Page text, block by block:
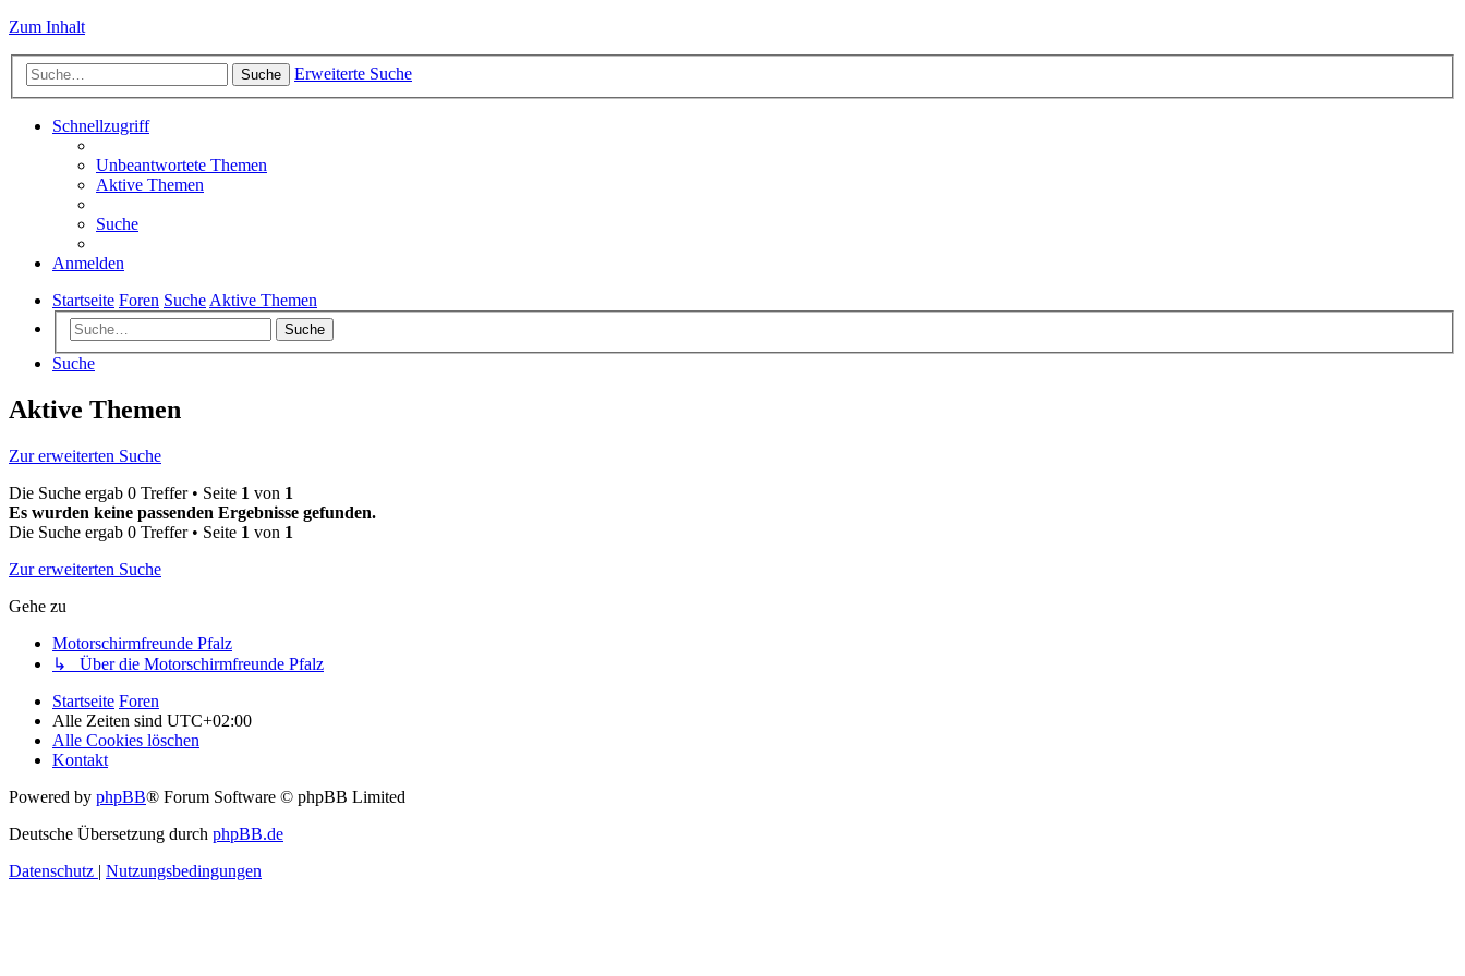
Zum Inhalt
Suche Erweiterte Suche
Schnellzugriff
Unbeantwortete Themen
Aktive Themen
Suche
Anmelden
Startseite Foren Suche Aktive Themen
Suche
Suche
Aktive Themen
Zur erweiterten Suche
Die Suche ergab 0 Treffer • Seite 1 von 1
Es wurden keine passenden Ergebnisse gefunden.
Die Suche ergab 0 Treffer • Seite 1 von 1
Zur erweiterten Suche
Gehe zu
Motorschirmfreunde Pfalz
↳ Über die Motorschirmfreunde Pfalz
Startseite Foren
Alle Zeiten sind UTC+02:00
Alle Cookies löschen
Kontakt
Powered by phpBB® Forum Software © phpBB Limited
Deutsche Übersetzung durch phpBB.de
Datenschutz | Nutzungsbedingungen